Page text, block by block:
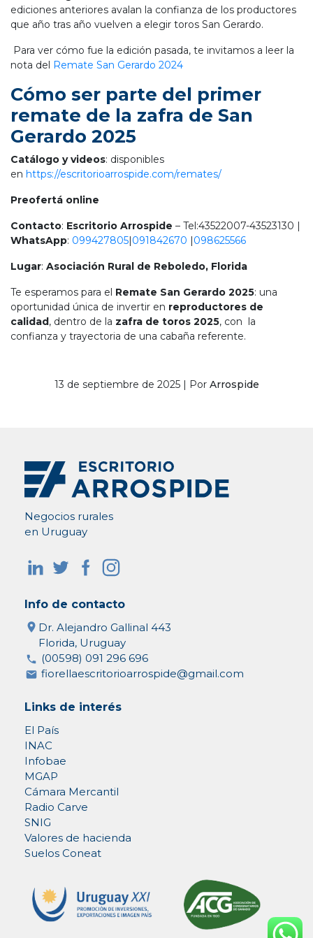
ediciones anteriores avalan la confianza de los productores
que año tras año vuelven a elegir toros San Gerardo.
Para ver cómo fue la edición pasada, te invitamos a leer la
nota del Remate San Gerardo 2024
Cómo ser parte del primer
remate de la zafra de San
Gerardo 2025
Catálogo y videos: disponibles
en https://escritorioarrospide.com/remates/
Preofertá online
Contacto: Escritorio Arrospide – Tel:43522007-43523130 |
WhatsApp: 099427805|091842670 |098625566
Lugar: Asociación Rural de Reboledo, Florida
Te esperamos para el Remate San Gerardo 2025: una
oportunidad única de invertir en reproductores de
calidad, dentro de la zafra de toros 2025, con la
confianza y trayectoria de una cabaña referente.
13 de septiembre de 2025 | Por Arrospide
Negocios rurales
en Uruguay
Info de contacto
Dr. Alejandro Gallinal 443
Florida, Uruguay
(00598) 091 296 696
fiorellaescritorioarrospide@gmail.com
Links de interés
El País
INAC
Infobae
MGAP
Cámara Mercantil
Radio Carve
SNIG
Valores de hacienda
Suelos Coneat